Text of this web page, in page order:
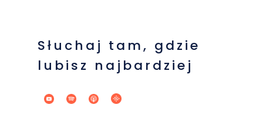
Słuchaj tam, gdzie
lubisz najbardziej